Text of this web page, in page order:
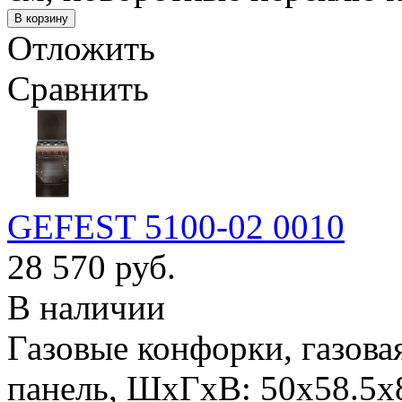
Отложить
Сравнить
GEFEST 5100-02 0010
28 570 руб.
В наличии
Газовые конфорки,
панель, ШхГхВ: